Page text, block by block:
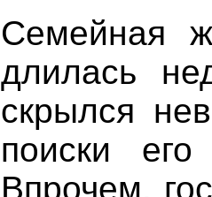
Семейная
длилась
скрылся
поиски
Впрочем,